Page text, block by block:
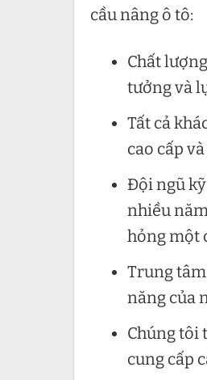
cầu nâng ô tô:
Chất
tưởng và
Tất cả
cao cấp
Đội ngũ
nhiều
hỏng một
Trung
năng của
Chúng tôi
cung cấp